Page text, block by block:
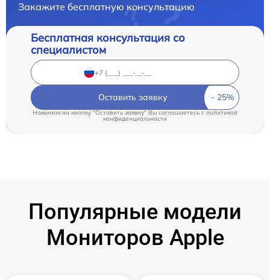
Закажите бесплатную консультацию
Бесплатная консультация со
специалистом
Оставить заявку
Нажимая на кнопку "Оставить заявку" Вы соглашаетесь cполитикой
конфиденциальности
Популярные модели
Мониторов Apple